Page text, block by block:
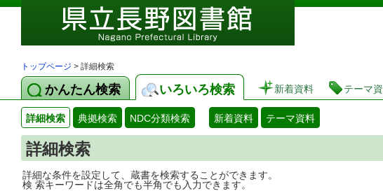
図書館 蔵
トップページ > 詳細検索
かんたん検索 いろいろ検索 新着資料 テーマ
詳細検索 典拠検索 NDC分類検索 新着資料 テーマ資料
詳細検索
詳細な条件を設定して、蔵書を検索することができます。
検 索キーワードは全角でも半角でも入力できます。